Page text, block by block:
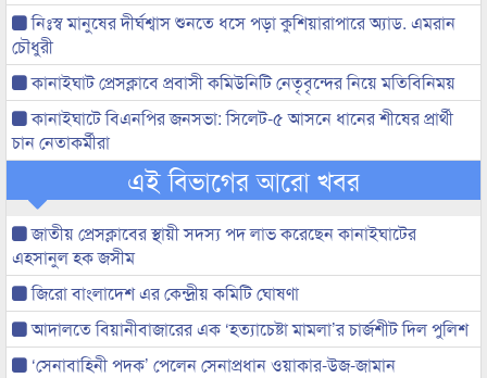
নিঃস্ব মানুষের দীর্ঘশ্বাস শুনতে ধসে পড়া কুশিয়ারাপারে অ্যাড. এমরান
চৌধুরী
কানাইঘাট প্রেসক্লাবে প্রবাসী কমিউনিটি নেতৃবৃন্দের নিয়ে মতিবিনিময়
কানাইঘাটে বিএনপির জনসভা: সিলেট-৫ আসনে ধানের শীষের প্রার্থী
চান নেতাকর্মীরা
এই বিভাগের আরো খবর
জাতীয় প্রেসক্লাবের স্থায়ী সদস্য পদ লাভ করেছেন কানাইঘাটের
এহসানুল হক জসীম
জিরো বাংলাদেশ এর কেন্দ্রীয় কমিটি ঘোষণা
আদালতে বিয়ানীবাজারের এক ‘হত্যাচেষ্টা মামলা’র চার্জশীট দিল পুলিশ
‘সেনাবাহিনী পদক’ পেলেন সেনাপ্রধান ওয়াকার-উজ-জামান